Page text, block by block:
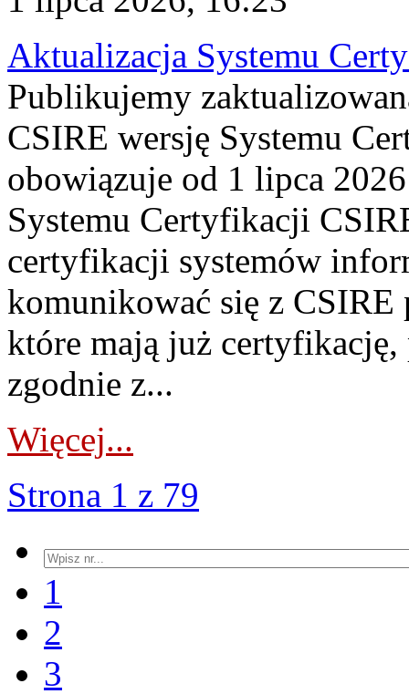
Aktualizacja Systemu
Publikujemy
CSIRE wersję Systemu
obowiązuje od 1 lipca
Systemu Certyfikacji
certyfikacji systemów
komunikować się z
które mają już
zgodnie z...
Więcej...
Strona 1 z 79
1
2
3